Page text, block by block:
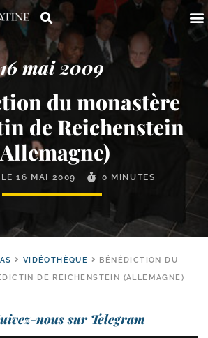
16 mai 2009
du monastère
de Reichenstein
LE16 MAI 2009 0 MINUTES
VIDÉOTHÈQUE
BÉNÉDICTION DU
DE REICHENSTEIN (ALLEMAGNE)
nous sur Telegram